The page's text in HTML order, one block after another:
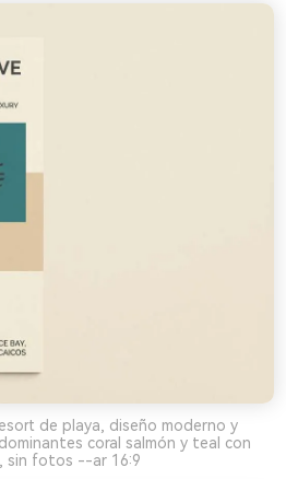
de playa, diseño moderno y
coral salmón y teal con
sin fotos --ar 16:9